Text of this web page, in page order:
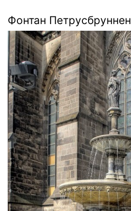
Фонтан Петрусбруннен